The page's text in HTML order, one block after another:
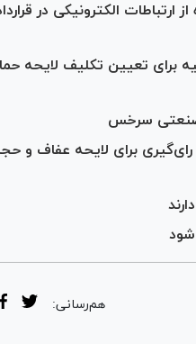
ارتباطات الکترونیکی در
برای تعیین تکلیف لایحه
صنعتی سرخس
برای لایحه عفاف و
هم‌رسانی: